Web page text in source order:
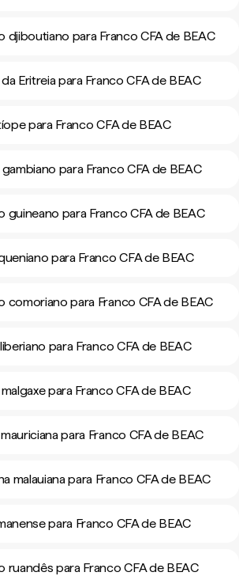
djiboutiano para Franco CFA de BEAC
Eritreia para Franco CFA de BEAC
para Franco CFA de BEAC
para Franco CFA de BEAC
guineano para Franco CFA de BEAC
para Franco CFA de BEAC
comoriano para Franco CFA de BEAC
para Franco CFA de BEAC
para Franco CFA de BEAC
para Franco CFA de BEAC
malauiana para Franco CFA de BEAC
para Franco CFA de BEAC
ruandês para Franco CFA de BEAC